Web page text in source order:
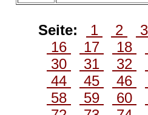
Seite: 1 2
16
17 18
30
31 32
44
45 46
58
59 60